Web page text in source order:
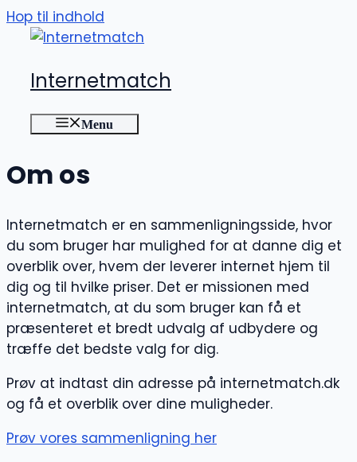
Hop til indhold
Internetmatch
Menu
Om os
Internetmatch er en sammenligningsside, hvor
du som bruger har mulighed for at danne dig et
overblik over, hvem der leverer internet hjem til
dig og til hvilke priser. Det er missionen med
internetmatch, at du som bruger kan få et
præsenteret et bredt udvalg af udbydere og
træffe det bedste valg for dig.
Prøv at indtast din adresse på internetmatch.dk
og få et overblik over dine muligheder.
Prøv vores sammenligning her